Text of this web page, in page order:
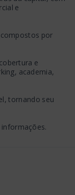
e
por
e
academia,
tornando seu